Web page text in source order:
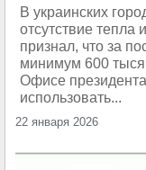
В украинских
отсутствие тепла
признал, что за
минимум 600
Офисе
использовать...
22 января 2026